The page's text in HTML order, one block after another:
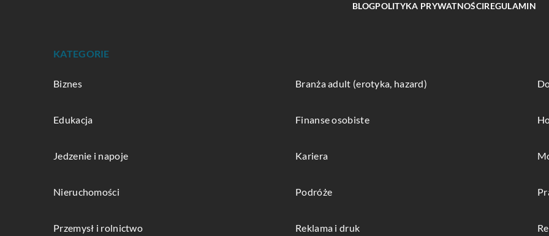
BLOGPOLITYKA PRYWATNOŚCIREGULAMIN
KATEGORIE
Biznes Branża adult (erotyka, hazard)
Edukacja Finanse osobiste
Jedzenie i napoje Kariera
Nieruchomości Podróże
Przemysł i rolnictwo Reklama i druk